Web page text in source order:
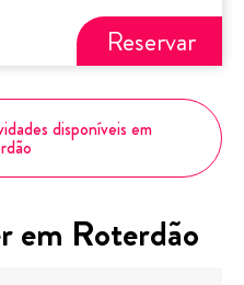
Reservar
disponíveis em
em Roterdão